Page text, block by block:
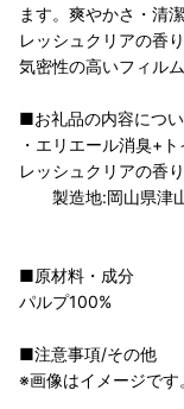
ます。爽やかさ・清
レッシュクリアの香
気密性の高いフィルム
■お礼品の内容につ
・エリエール消臭+
レッシュクリアの香
製造地:岡山県津
■原材料・成分
パルプ100%
■注意事項/その他
※画像はイメージです